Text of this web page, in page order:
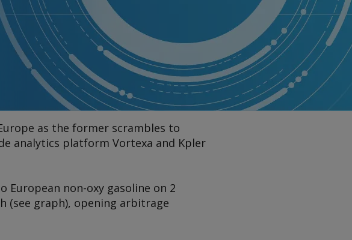
as the former scrambles to
analytics platform Vortexa and Kpler
European non-oxy gasoline on 2
(see graph), opening arbitrage